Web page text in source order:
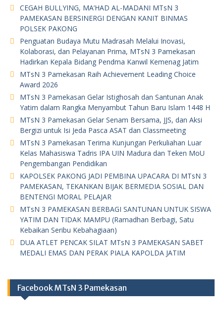
CEGAH BULLYING, MA’HAD AL-MADANI MTsN 3
PAMEKASAN BERSINERGI DENGAN KANIT BINMAS
POLSEK PAKONG
Penguatan Budaya Mutu Madrasah Melalui Inovasi,
Kolaborasi, dan Pelayanan Prima, MTsN 3 Pamekasan
Hadirkan Kepala Bidang Pendma Kanwil Kemenag Jatim
MTsN 3 Pamekasan Raih Achievement Leading Choice
Award 2026
MTsN 3 Pamekasan Gelar Istighosah dan Santunan Anak
Yatim dalam Rangka Menyambut Tahun Baru Islam 1448 H
MTsN 3 Pamekasan Gelar Senam Bersama, JJS, dan Aksi
Bergizi untuk Isi Jeda Pasca ASAT dan Classmeeting
MTsN 3 Pamekasan Terima Kunjungan Perkuliahan Luar
Kelas Mahasiswa Tadris IPA UIN Madura dan Teken MoU
Pengembangan Pendidikan
KAPOLSEK PAKONG JADI PEMBINA UPACARA DI MTsN 3
PAMEKASAN, TEKANKAN BIJAK BERMEDIA SOSIAL DAN
BENTENGI MORAL PELAJAR
MTsN 3 PAMEKASAN BERBAGI SANTUNAN UNTUK SISWA
YATIM DAN TIDAK MAMPU (Ramadhan Berbagi, Satu
Kebaikan Seribu Kebahagiaan)
DUA ATLET PENCAK SILAT MTsN 3 PAMEKASAN SABET
MEDALI EMAS DAN PERAK PIALA KAPOLDA JATIM
Facebook MTsN 3 Pamekasan